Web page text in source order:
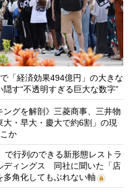
「経済効果494億円」の大きな
す“不透明すぎる巨大な数字”
ングを解剖》三菱商事、三井物
・早大・慶大で約6割」の現
か
で行列のできる新形態レストラ
ディングス 同社に聞いた「店
角化してもぶれない軸